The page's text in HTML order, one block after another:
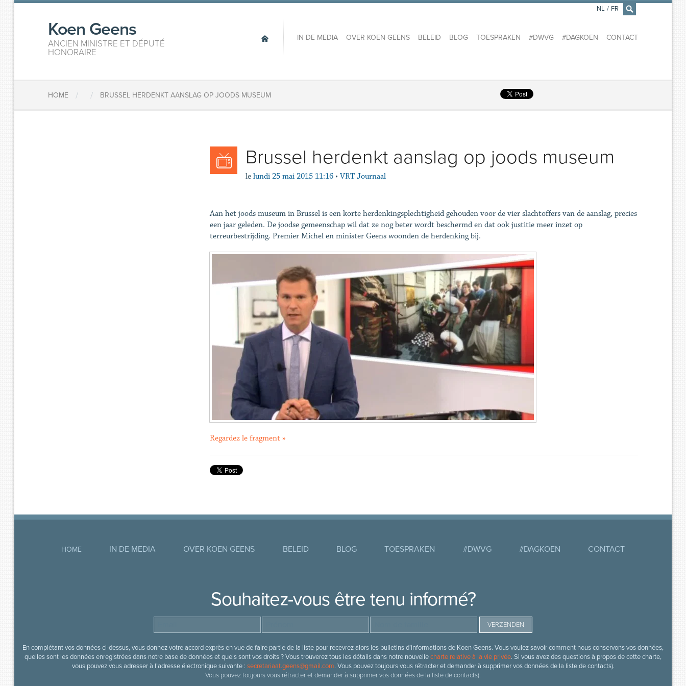
×
Koen Geens
ANCIEN MINISTRE ET DÉPUTÉ
HONORAIRE
IN DE MEDIA OVER KOEN GEENS BELEID BLOG TOESPRAKEN #DWVG #DAGKOEN CONTACT
NL / FR
HOME / / BRUSSEL HERDENKT AANSLAG OP JOODS MUSEUM
Brussel herdenkt aanslag op joods museum
le lundi 25 mai 2015 11:16 • VRT Journaal
Aan het joods museum in Brussel is een korte herdenkingsplechtigheid gehouden voor de vier slachtoffers van de aanslag, precies
een jaar geleden. De joodse gemeenschap wil dat ze nog beter wordt beschermd en dat ook justitie meer inzet op
terreurbestrijding. Premier Michel en minister Geens woonden de herdenking bij.
Regardez le fragment »
HOME IN DE MEDIA OVER KOEN GEENS BELEID BLOG TOESPRAKEN #DWVG #DAGKOEN CONTACT
Souhaitez-vous être tenu informé?
En complétant vos données ci-dessus, vous donnez votre accord exprès en vue de faire partie de la liste pour recevrez alors les bulletins d’informations de Koen Geens. Vous voulez savoir comment nous conservons vos données,
quelles sont les données enregistrées dans notre base de données et quels sont vos droits ? Vous trouverez tous les détails dans notre nouvellecharte relative à la vie privée. Si vous avez des questions à propos de cette charte,
vous pouvez vous adresser à l’adresse électronique suivante : secretariaat.geens@gmail.com. Vous pouvez toujours vous rétracter et demander à supprimer vos données de la liste de contacts).
Vous pouvez toujours vous rétracter et demander à supprimer vos données de la liste de contacts).